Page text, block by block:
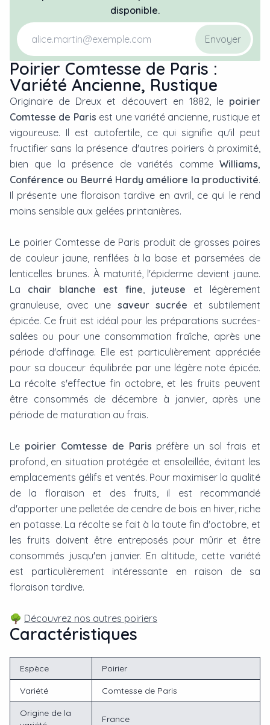
disponible.
Envoyer
Poirier Comtesse de Paris :
Variété Ancienne, Rustique
Originaire de Dreux et découvert en 1882, le poirier
Comtesse de Paris est une variété ancienne, rustique et
vigoureuse. Il est autofertile, ce qui signifie qu'il peut
fructifier sans la présence d'autres poiriers à proximité,
bien que la présence de variétés comme Williams,
Conférence ou Beurré Hardy améliore la productivité.
Il présente une floraison tardive en avril, ce qui le rend
moins sensible aux gelées printanières.
Le poirier Comtesse de Paris produit de grosses poires
de couleur jaune, renflées à la base et parsemées de
lenticelles brunes. À maturité, l'épiderme devient jaune.
La chair blanche est fine, juteuse et légèrement
granuleuse, avec une saveur sucrée et subtilement
épicée. Ce fruit est idéal pour les préparations sucrées-
salées ou pour une consommation fraîche, après une
période d'affinage. Elle est particulièrement appréciée
pour sa douceur équilibrée par une légère note épicée.
La récolte s'effectue fin octobre, et les fruits peuvent
être consommés de décembre à janvier, après une
période de maturation au frais.
Le poirier Comtesse de Paris préfère un sol frais et
profond, en situation protégée et ensoleillée, évitant les
emplacements gélifs et ventés. Pour maximiser la qualité
de la floraison et des fruits, il est recommandé
d'apporter une pelletée de cendre de bois en hiver, riche
en potasse. La récolte se fait à la toute fin d'octobre, et
les fruits doivent être entreposés pour mûrir et être
consommés jusqu'en janvier. En altitude, cette variété
est particulièrement intéressante en raison de sa
floraison tardive.
🌳 Découvrez nos autres poiriers
Caractéristiques
Espèce Poirier
Variété Comtesse de Paris
Origine de la
France